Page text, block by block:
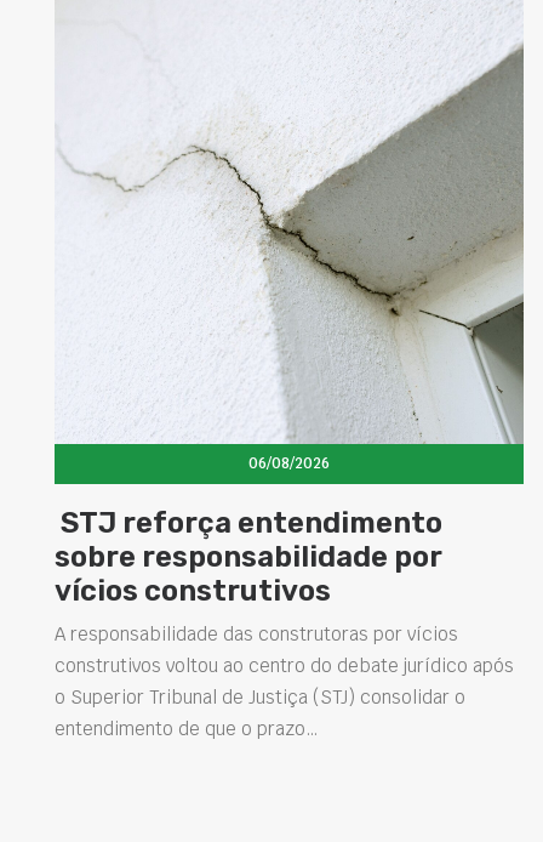
06/08/2026
STJ reforça entendimento
sobre responsabilidade por
vícios construtivos
A responsabilidade das construtoras por vícios
construtivos voltou ao centro do debate jurídico após
o Superior Tribunal de Justiça (STJ) consolidar o
entendimento de que o prazo…